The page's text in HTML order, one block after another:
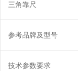
三角靠尺
参考品牌及型号
技术参数要求